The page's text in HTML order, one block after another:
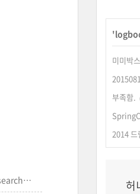
'
미미박
부족함.
2014
허